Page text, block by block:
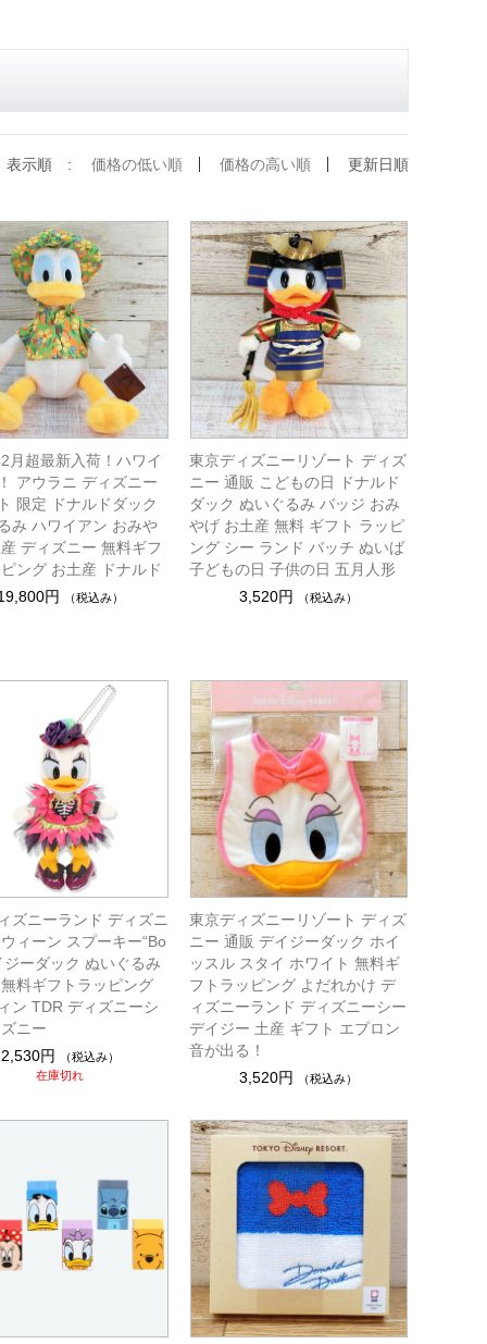
表示順 : 価格の低い順 価格の高い順 更新日順
月超最新入荷！ハワイ
アウラニ ディズニー
限定 ドナルドダック
み ハワイアン おみや
ディズニー 無料ギフ
ング お土産 ドナルド
円
（税込み）
東京ディズニーリゾート ディズ
ニー 通販 こどもの日 ドナルド
ダック ぬいぐるみ バッジ おみ
やげ お土産 無料 ギフト ラッピ
ング シー ランド バッチ ぬいば
子どもの日 子供の日 五月人形
3,520円
（税込み）
ズニーランド ディズニ
ィーン スプーキー“Bo
ジーダック ぬいぐるみ
料ギフトラッピング
ン TDR ディズニーシ
ニー
2,530円
（税込み）
在庫切れ
東京ディズニーリゾート ディズ
ニー 通販 デイジーダック ホイ
ッスル スタイ ホワイト 無料ギ
フトラッピング よだれかけ デ
ィズニーランド ディズニーシー
デイジー 土産 ギフト エプロン
音が出る！
3,520円
（税込み）